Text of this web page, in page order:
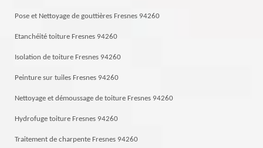
Pose et Nettoyage de gouttières Fresnes 94260
Etanchéité toiture Fresnes 94260
Isolation de toiture Fresnes 94260
Peinture sur tuiles Fresnes 94260
Nettoyage et démoussage de toiture Fresnes 94260
Hydrofuge toiture Fresnes 94260
Traitement de charpente Fresnes 94260